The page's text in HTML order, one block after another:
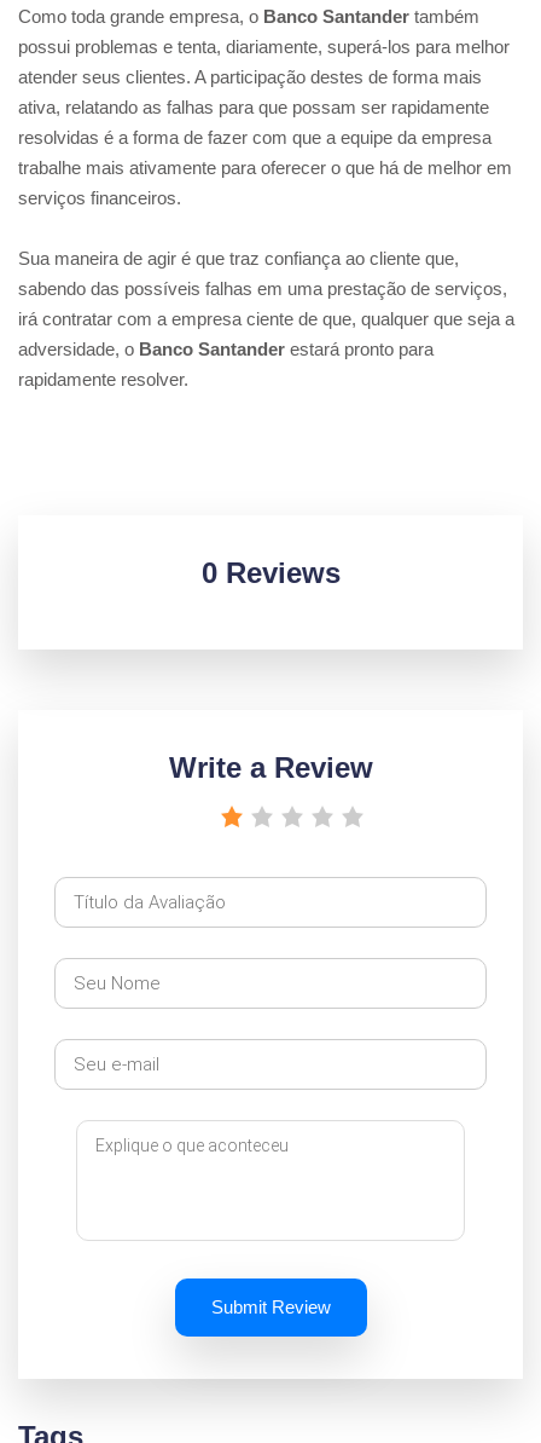
Como toda grande empresa, o Banco Santander também
possui problemas e tenta, diariamente, superá-los para melhor
atender seus clientes. A participação destes de forma mais
ativa, relatando as falhas para que possam ser rapidamente
resolvidas é a forma de fazer com que a equipe da empresa
trabalhe mais ativamente para oferecer o que há de melhor em
serviços financeiros.
Sua maneira de agir é que traz confiança ao cliente que,
sabendo das possíveis falhas em uma prestação de serviços,
irá contratar com a empresa ciente de que, qualquer que seja a
adversidade, o Banco Santander estará pronto para
rapidamente resolver.
0 Reviews
Write a Review
Submit Review
Tags